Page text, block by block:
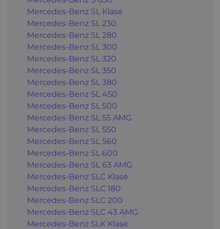
Mercedes-Benz SL Klasė
Mercedes-Benz SL 230
Mercedes-Benz SL 280
Mercedes-Benz SL 300
Mercedes-Benz SL 320
Mercedes-Benz SL 350
Mercedes-Benz SL 380
Mercedes-Benz SL 450
Mercedes-Benz SL 500
Mercedes-Benz SL 55 AMG
Mercedes-Benz SL 550
Mercedes-Benz SL 560
Mercedes-Benz SL 600
Mercedes-Benz SL 63 AMG
Mercedes-Benz SLC Klasė
Mercedes-Benz SLC 180
Mercedes-Benz SLC 200
Mercedes-Benz SLC 43 AMG
Mercedes-Benz SLK Klasė